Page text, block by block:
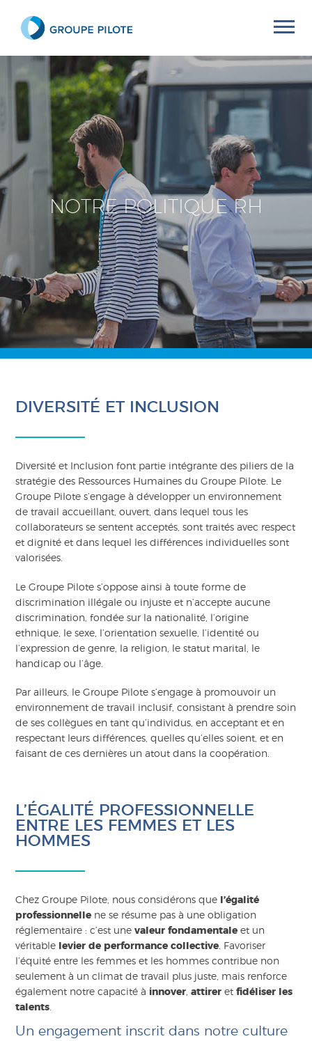
NOTRE POLITIQUE RH
DIVERSITÉ ET INCLUSION
Diversité et Inclusion font partie intégrante des piliers de la
stratégie des Ressources Humaines du Groupe Pilote. Le
Groupe Pilote s’engage à développer un environnement
de travail accueillant, ouvert, dans lequel tous les
collaborateurs se sentent acceptés, sont traités avec respect
et dignité et dans lequel les différences individuelles sont
valorisées.
Le Groupe Pilote s’oppose ainsi à toute forme de
discrimination illégale ou injuste et n’accepte aucune
discrimination, fondée sur la nationalité, l’origine
ethnique, le sexe, l’orientation sexuelle, l’identité ou
l’expression de genre, la religion, le statut marital, le
handicap ou l’âge.
Par ailleurs, le Groupe Pilote s’engage à promouvoir un
environnement de travail inclusif, consistant à prendre soin
de ses collègues en tant qu’individus, en acceptant et en
respectant leurs différences, quelles qu’elles soient, et en
faisant de ces dernières un atout dans la coopération.
L’ÉGALITÉ PROFESSIONNELLE
ENTRE LES FEMMES ET LES
HOMMES
Chez Groupe Pilote, nous considérons que
l’égalité
professionnelle ne se résume pas à une obligation
réglementaire : c’est unevaleur fondamentale et un
véritable
levier de performance collective. Favoriser
l’équité entre les femmes et les hommes contribue non
seulement à un climat de travail plus juste, mais renforce
également notre capacité à innover,attirer etfidéliser les
talents.
Un engagement inscrit dans notre culture